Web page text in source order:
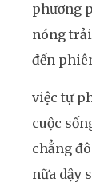
phương
nóng
đến
việc tự
cuộc
chẳng
nữa dậy